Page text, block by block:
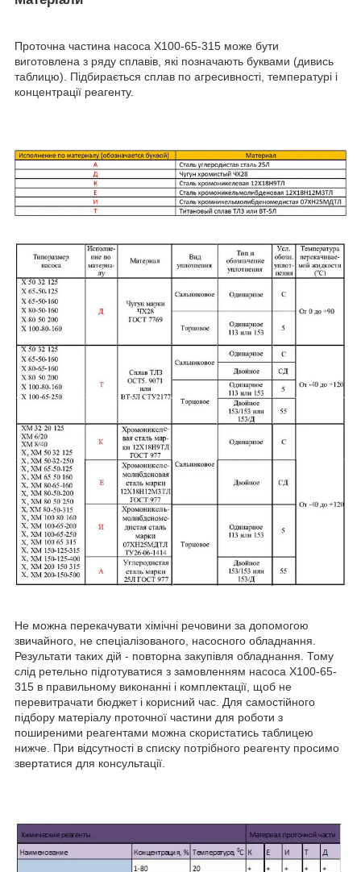
Проточна частина насоса Х100-65-315 може бути
виготовлена з ряду сплавів, які позначають буквами (дивись
таблицю). Підбирається сплав по агресивності, температурі і
концентрації реагенту.
Не можна перекачувати хімічні речовини за допомогою
звичайного, не спеціалізованого, насосного обладнання.
Результати таких дій - повторна закупівля обладнання. Тому
слід ретельно підготуватися з замовленням насоса Х100-65-
315 в правильному виконанні і комплектації, щоб не
перевитрачати бюджет і корисний час. Для самостійного
підбору матеріалу проточної частини для роботи з
поширеними реагентами можна скористатись таблицею
нижче. При відсутності в списку потрібного реагенту просимо
звертатися для консультації.